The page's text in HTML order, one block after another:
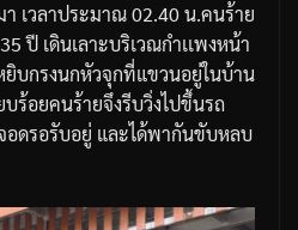
า เวลาประมาณ02.40น.คนร้าย
ปี เดินเลาะบริเวณกำเเพงหน้า
ยิบกรงนกหัวจุกที่แขวนอยู่ในบ้าน
บร้อยคนร้ายจึงรีบวิ่งไปขึ้นรถ
อดรอรับอยู่ และได้พากันขับหลบ